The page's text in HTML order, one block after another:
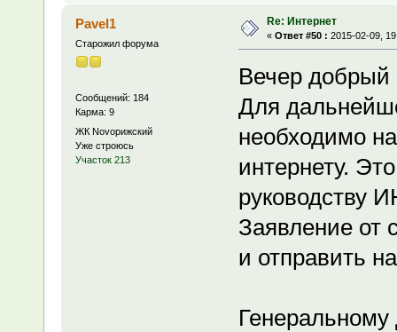
Pavel1
Старожил форума
Сообщений: 184
Карма: 9
ЖК Novoрижский
Уже строюсь
Участок 213
Re: Интернет
« Ответ #50 : 2015-02-09,
Вечер добрый
Для
необходимо
интернету.
руководству
Заявление от
и отправить
Генеральному